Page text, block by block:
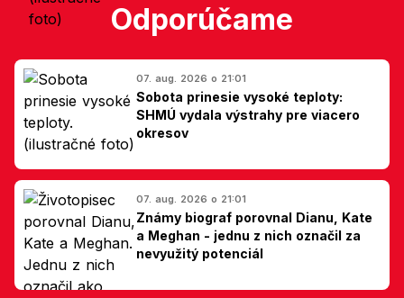
Odporúčame
07. aug. 2026 o 21:01
Sobota prinesie vysoké teploty:
SHMÚ vydala výstrahy pre viacero
okresov
07. aug. 2026 o 21:01
Známy biograf porovnal Dianu, Kate
a Meghan - jednu z nich označil za
nevyužitý potenciál